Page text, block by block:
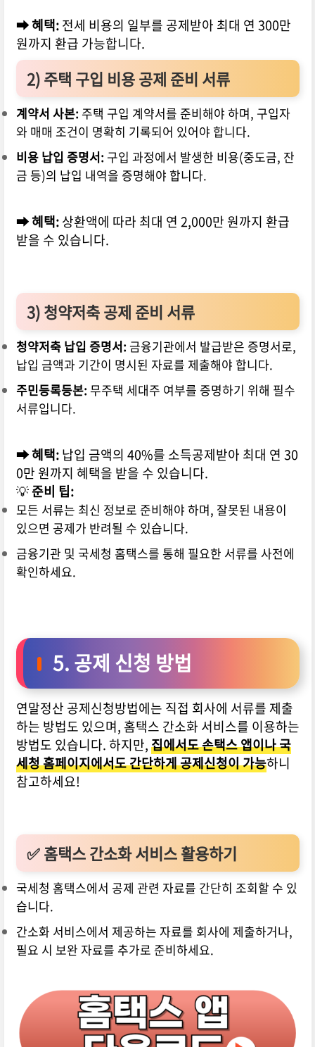
➡ 혜택:전세 비용의 일부를 공제받아 최대 연 300만
원까지 환급 가능합니다.
2) 주택 구입 비용 공제 준비 서류
계약서 사본: 주택 구입 계약서를 준비해야 하며, 구입자
와 매매 조건이 명확히 기록되어 있어야 합니다.
비용 납입 증명서: 구입 과정에서 발생한 비용(중도금, 잔
금 등)의 납입 내역을 증명해야 합니다.
➡ 혜택:상환액에 따라 최대 연 2,000만 원까지 환급
받을 수 있습니다.
3) 청약저축 공제 준비 서류
청약저축 납입 증명서: 금융기관에서 발급받은 증명서로,
납입 금액과 기간이 명시된 자료를 제출해야 합니다.
주민등록등본: 무주택 세대주 여부를 증명하기 위해 필수
서류입니다.
➡ 혜택:납입 금액의 40%를 소득공제받아 최대 연 30
0만 원까지 혜택을 받을 수 있습니다.
💡준비 팁:
모든 서류는 최신 정보로 준비해야 하며, 잘못된 내용이
있으면 공제가 반려될 수 있습니다.
금융기관 및 국세청 홈택스를 통해 필요한 서류를 사전에
확인하세요.
5. 공제 신청 방법
연말정산 공제신청방법에는 직접 회사에 서류를 제출
하는 방법도 있으며, 홈택스 간소화 서비스를 이용하는
방법도 있습니다. 하지만,집에서도 손택스 앱이나 국
세청 홈페이지에서도 간단하게 공제신청이 가능하니
참고하세요!
✅홈택스 간소화 서비스 활용하기
국세청 홈택스에서 공제 관련 자료를 간단히 조회할 수 있
습니다.
간소화 서비스에서 제공하는 자료를 회사에 제출하거나,
필요 시 보완 자료를 추가로 준비하세요.